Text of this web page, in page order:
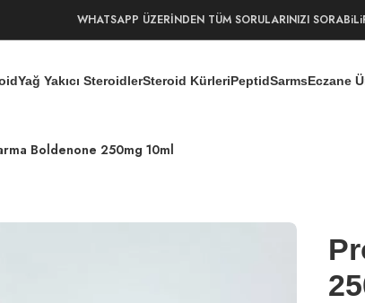
WHATSAPP ÜZERİNDEN TÜM SORULARINIZI
Yağ Yakıcı SteroidlerSteroid KürleriPeptidSarmsEczane
Boldenone 250mg 10ml